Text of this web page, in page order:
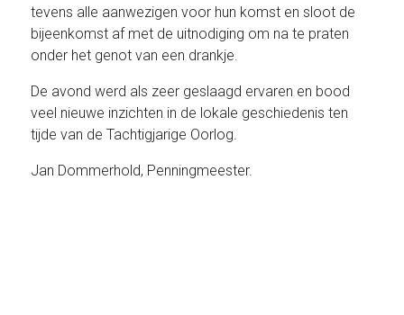
tevens alle aanwezigen voor hun komst en sloot de
bijeenkomst af met de uitnodiging om na te praten
onder het genot van een drankje.
De avond werd als zeer geslaagd ervaren en bood
veel nieuwe inzichten in de lokale geschiedenis ten
tijde van de Tachtigjarige Oorlog.
Jan Dommerhold, Penningmeester.